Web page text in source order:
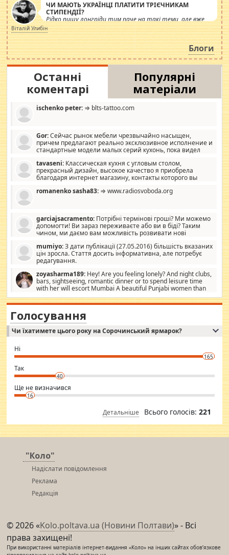
ЧИ МАЮТЬ УКРАЇНЦІ ПЛАТИТИ ТРІЄЧНИКАМ
СТИПЕНДІЇ?
Рідко пишу лонгріди тим паче на такі теми, але вже
просто дістало! Обурюють сьогоднішні інсенуації
навколо стипендіального питання. Штучно
роздувається ще одна соціальна катастрофа.
Віталій Улибін
Блоги
Останні
коментарі
Популярні
матеріали
ischenko peter: ⇒ blts-tattoo.com
Gor:Сейчас рынок мебели чрезвычайно насыщен,
причем предлагают реально эксклюзивное исполнение и
стандартные модели малых серий кухонь, пока видел
стандартные формы, в MebelOk, креативненько и что главное -
со вкусом все в порядке, без ненужных наворотов удорожающих
мебель, а это не последний фактор.
tavaseni: Классическая кухня с угловым столом,
прекрасный дизайн, высокое качество я приобрела
благодаря интернет магазину, контакты которого вы
romanenko sasha83: ⇒ www.radiosvoboda.org
garciajsacramento: Потрібні термінові гроші? Ми можемо
допомогти! Ви зараз переживаєте або ви в біді? Таким
чином, ми даємо вам можливість розвивати нові
допомагати людям, які намагаються дати їм шанс. Кожен
заслуговує на другий шанс, і, оскільки влада не зможе, вони
повинні приймати від інших. Для нас нема багато суми, і зрілість
витрат, а тільки узгоджених сум і нічого іншого. Не чекайте і не
коментуйте цей пост. Введіть суму, яку ви хочете подати, і ми
зв'яжемося з вами з усіма варіантами. зв'яжіться з нами
сьогодні на garciajsacramento@gmail.com Вам потрібні термінові
гроші? Ми можемо допомогти!
mumiyo:З дати публікації (27.05.2016) більшість вказаних
цін зросла. Стаття досить інформативна, але потребує
редагування.
zoyasharma189: Hey! Are you feeling lonely? And night clubs,
bars, sightseeing, romantic dinner or to spend leisure time
with her will escort Mumbai A beautiful Punjabi women than
sexy escort companion in arms that you guys feel like 5 star luxury
hotel had to spend the night in their search for loved solitaire free
woman "Love Solitaire" beautiful figure and shapely body shapes.
Independent escort in Mumbai, truthful, friendly and cheerful girl.
WhatsApp via an easily can see the latest pictures of her body and the
want to meet new people. Sakshi Mirchandani health and figure
conscious in order to keep yourself fit and regularly go to the health
club.
⇒ sakshimirchandani.com
Голосування
Чи їхатимете цього року на Сорочинський ярмарок?
Ні
165
Так
40
Ще не визначився
16
Детальніше Всього голосів: 221
"Коло"
Надіслати повідомлення
Реклама
Редакція
© 2026 «Kolo.poltava.ua (Новини Полтави)» - Всі
права захищені!
При використанні матеріалів інтернет-видання «Коло» на інших сайтах обов’язкове